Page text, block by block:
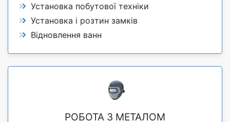
Установка побутової техніки
Установка і розтин замків
Відновлення ванн
РОБОТА З МЕТАЛОМ